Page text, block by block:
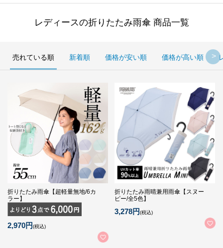
レディースの折りたたみ雨傘 商品一覧
売れている順 新着順 価格が安い順 価格が高い順
折りたたみ雨傘【超軽量無地/6カ
ラー】
2,970円(税込)
折りたたみ雨晴兼用雨傘【スヌー
ピー/全5色】
3,278円(税込)